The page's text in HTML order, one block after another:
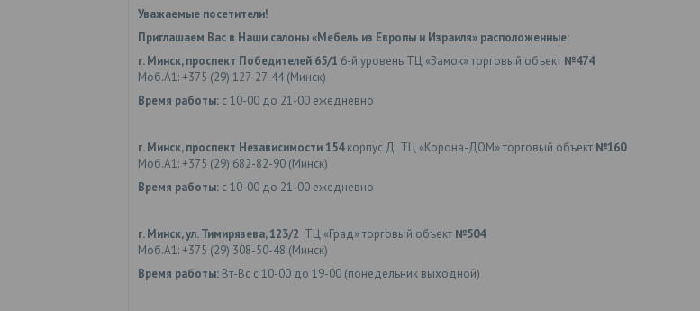
Уважаемые посетители!
Приглашаем Вас в Наши салоны «Мебель из Европы и Израиля» расположенные:
г. Минск, проспект Победителей 65/1 6-й уровень ТЦ «Замок» торговый объект №474
Моб.А1: +375 (29) 127-27-44 (Минск)
Время работы: с 10-00 до 21-00 ежедневно
г. Минск, проспект Независимости 154корпус Д ТЦ «Корона-ДОМ» торговый объект №160
Моб.А1: +375 (29) 682-82-90 (Минск)
Время работы: с 10-00 до 21-00 ежедневно
г. Минск, ул. Тимирязева, 123/2 ТЦ «Град» торговый объект №504
Моб.А1: +375 (29) 308-50-48 (Минск)
Время работы: Вт-Вс с 10-00 до 19-00 (понедельник выходной)